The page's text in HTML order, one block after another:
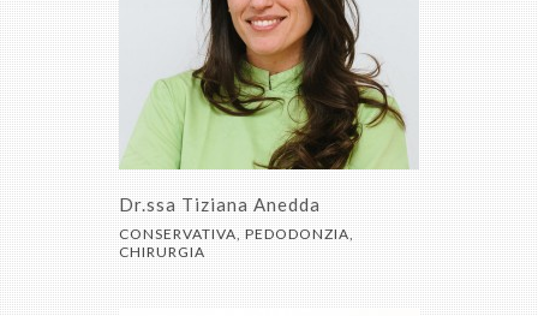
Dr.ssa Tiziana Anedda
CONSERVATIVA, PEDODONZIA,
CHIRURGIA